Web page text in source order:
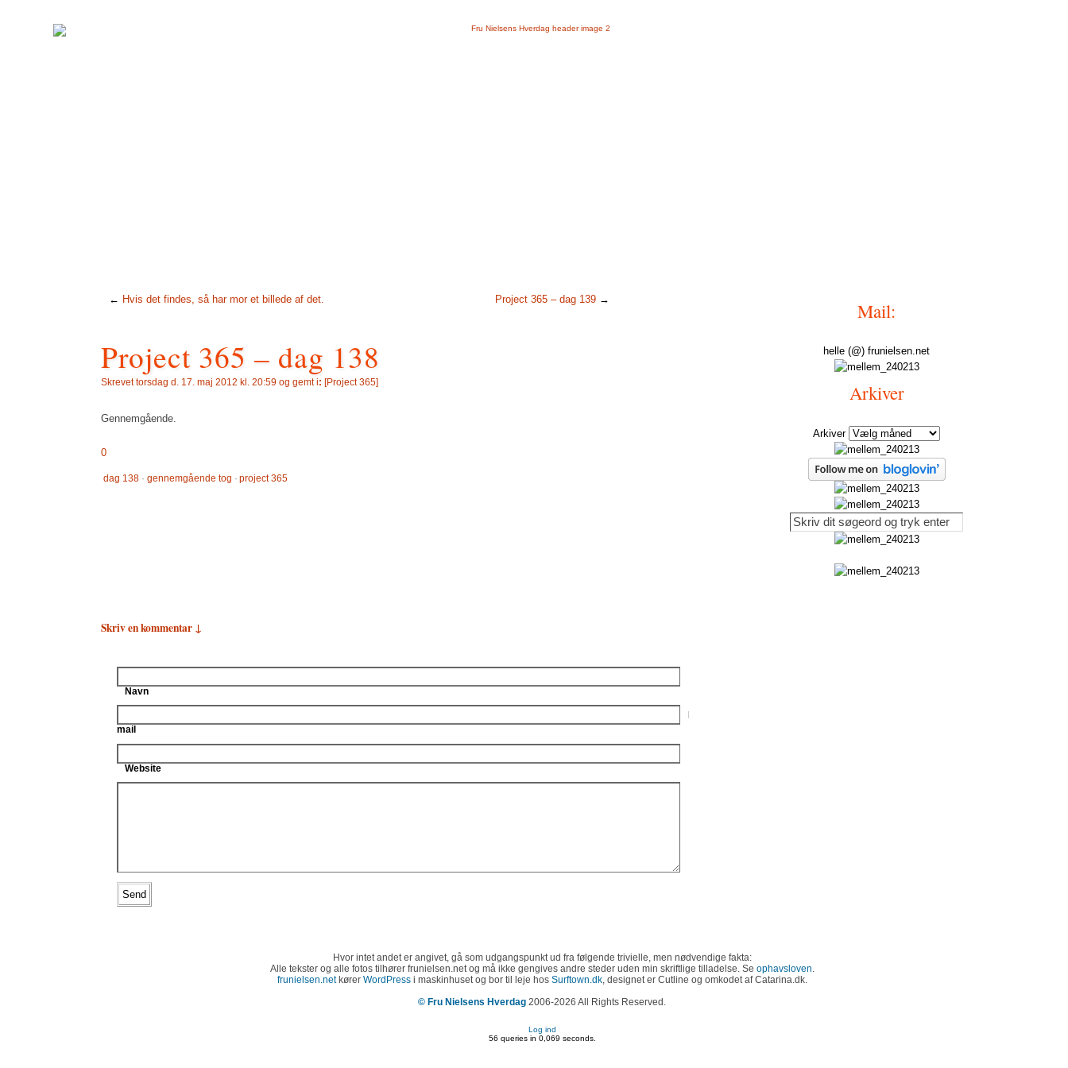
← Hvis det findes, så har mor et billede af det. Project 365 – dag 139 →
Project 365 – dag 138
Skrevettorsdag d. 17. maj 2012 kl. 20:59 og gemt i: [Project 365]
Gennemgående.
0
dag 138 · gennemgående tog · project 365
Skriv en kommentar ↓
Navn
mail
Website
Mail:
helle (@) frunielsen.net
Arkiver
Arkiver
Hvor intet andet er angivet, gå som udgangspunkt ud fra følgende trivielle, men nødvendige fakta:
Alle tekster og alle fotos tilhører frunielsen.net og må ikke gengives andre steder uden min skriftlige tilladelse. Se ophavsloven
frunielsen.netkører WordPressi maskinhuset og bor til leje hos Surftown.dk, designet er Cutline og omkodet af Catarina.dk.
© Fru Nielsens Hverdag 2006-2026 All Rights Reserved.
Log ind
56 queries in 0,069 seconds.